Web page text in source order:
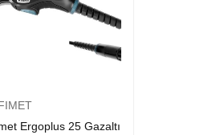
Ergoplus 25 Gazaltı